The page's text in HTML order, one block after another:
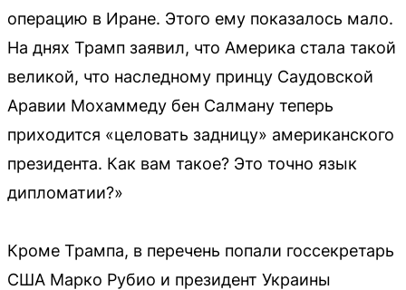
операцию в Иране. Этого ему показалось мало.
На днях Трамп заявил, что Америка стала такой
великой, что наследному принцу Саудовской
Аравии Мохаммеду бен Салману теперь
приходится «целовать задницу» американского
президента. Как вам такое? Это точно язык
дипломатии?»
Кроме Трампа, в перечень попали госсекретарь
США Марко Рубио и президент Украины